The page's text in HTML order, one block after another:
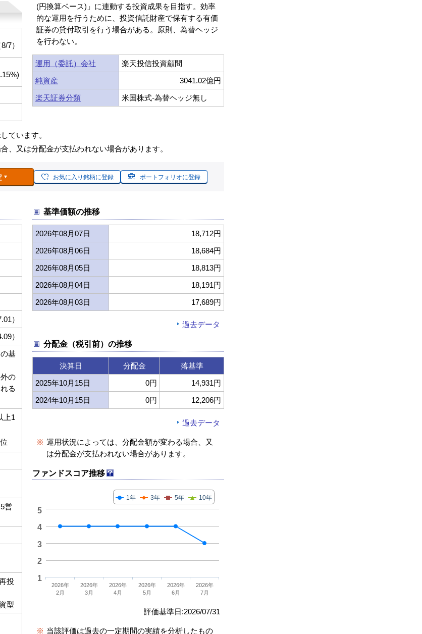
7）
(円換算ベース)」に連動する投資成果を目指す。効率
的な運用を行うために、投資信託財産で保有する有価
証券の貸付取引を行う場合がある。原則、為替ヘッジ
を行わない。
運用（委託）会社
楽天投信投資顧問
純資産
3041.02億円
楽天証券分類
米国株式-為替ヘッジ無し
ています。
、又は分配金が支払われない場合があります。
お気に入り銘柄に登録 ポートフォリオに登録
）
）
基
の
る
上1
営
投
型
基準価額の推移
2026年08月07日
18,712円
2026年08月06日
18,684円
2026年08月05日
18,813円
2026年08月04日
18,191円
2026年08月03日
17,689円
過去データ
分配金（税引前）の推移
決算日 分配金
落基準
2025年10月15日
0円
14,931円
2024年10月15日
0円 12,206円
過去データ
※ 運用状況によっては、分配金額が変わる場合、又
は分配金が支払われない場合があります。
ファンドスコア推移
1年 3年 5年 10年
2026年
2月
2026年
3月
2026年
4月
2026年
5月
2026年
6月
2026年
7月
1
2
3
4
5
評価基準日:2026/07/31
※ 当該評価は過去の一定期間の実績を分析したもの